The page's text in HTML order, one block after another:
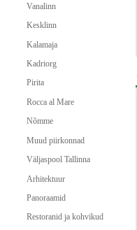
Vanalinn
Kesklinn
Kalamaja
Kadriorg
Pirita
Rocca al Mare
Nõmme
Muud piirkonnad
Väljaspool Tallinna
Arhitektuur
Panoraamid
Restoranid ja kohvikud